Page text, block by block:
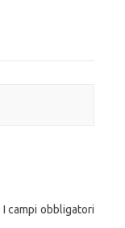
I campi obbligatori